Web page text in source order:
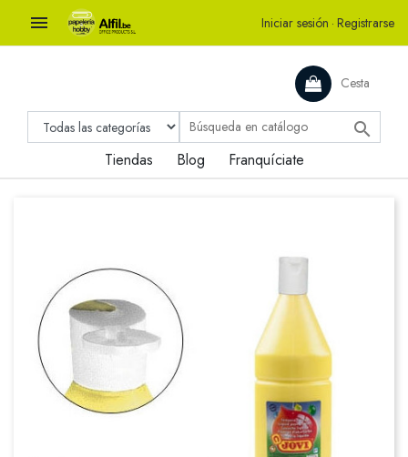
 Iniciar sesión · Registrarse
Cesta

Tiendas Blog Franquíciate